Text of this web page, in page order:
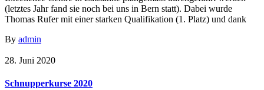
(letztes Jahr fand sie noch bei uns in Bern statt). Dabei wurde
Thomas Rufer mit einer starken Qualifikation (1. Platz) und dank
By admin
28. Juni 2020
Schnupperkurse 2020